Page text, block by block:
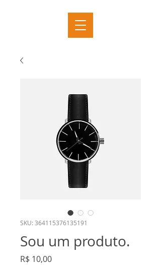
SKU: 364115376135191
Sou um produto.
R$ 10,00Preço